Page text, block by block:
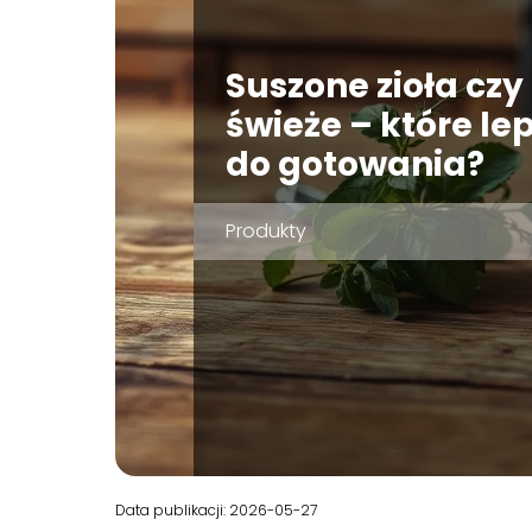
Suszone zioła czy
świeże – które
do gotowania?
Produkty
Data publikacji: 2026-05-27